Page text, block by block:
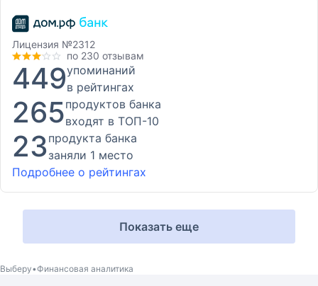
Лицензия №2312
по 230 отзывам
449упоминаний
в рейтингах
265продуктов банка
входят в ТОП-10
23продукта банка
заняли 1 место
Подробнее о рейтингах
Показать еще
Выберу Финансовая аналитика